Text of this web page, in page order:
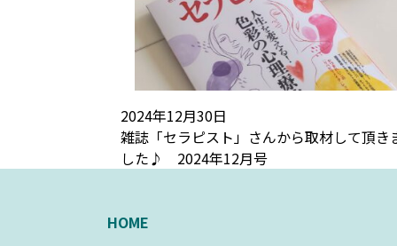
2024年12月30日
雑誌「セラピスト」さんから取材して頂き
した♪ 2024年12月号
HOME